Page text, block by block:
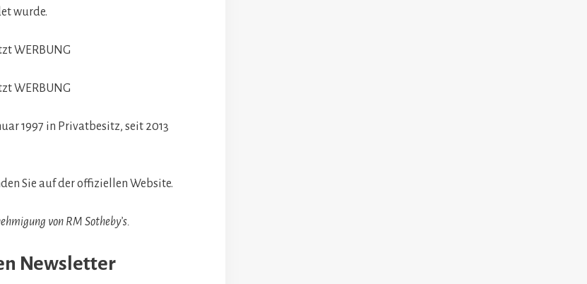
wurde.
WERBUNG
WERBUNG
1997 in Privatbesitz, seit 2013
Sie auf der offiziellen Website.
von RM Sotheby’s.
Newsletter